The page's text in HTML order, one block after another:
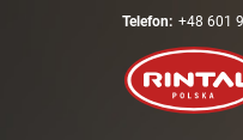
Telefon: +48 601